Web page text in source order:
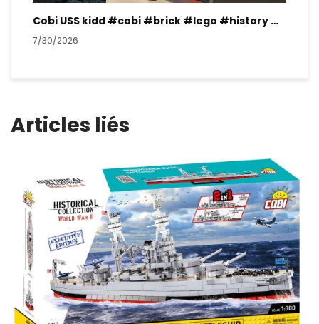
Cobi USS kidd #cobi #brick #lego #history #ww2
7/30/2026
Articles liés